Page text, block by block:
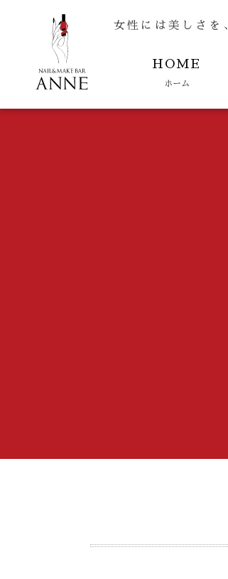
HOME
ホーム
女性には美しさを